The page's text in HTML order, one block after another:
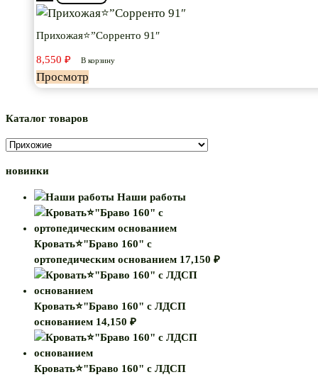
Прихожая⭐”Сорренто
Прихожая⭐”Сорренто 91″
8,550 ₽ В корзину
Просмотр
Каталог товаров
новинки
Наши работы
Кровать⭐"Браво 160" с
ортопедическим основанием 17,150 ₽
Кровать⭐"Браво 160" с ЛДСП
основанием 14,150 ₽
Кровать⭐"Браво 160" с ЛДСП